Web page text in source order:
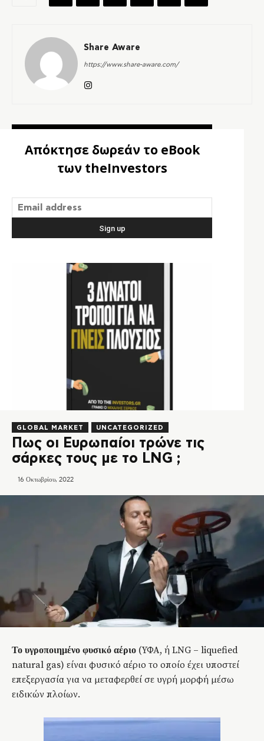
Share Aware
https://www.share-aware.com/
Απόκτησε δωρεάν το eBook
των theInvestors